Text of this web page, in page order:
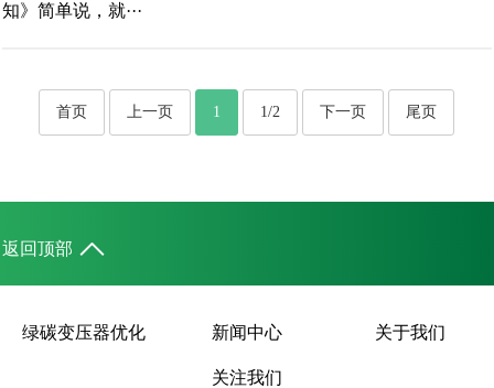
知》简单说，就···
首页 上一页 1 1/2 下一页 尾页
返回顶部
绿碳变压器优化 新闻中心 关于我们
关注我们